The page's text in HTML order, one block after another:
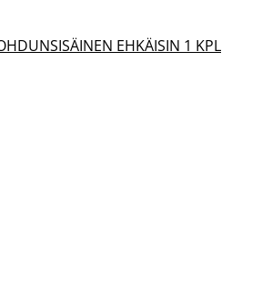
EHKÄISIN 1 KPL